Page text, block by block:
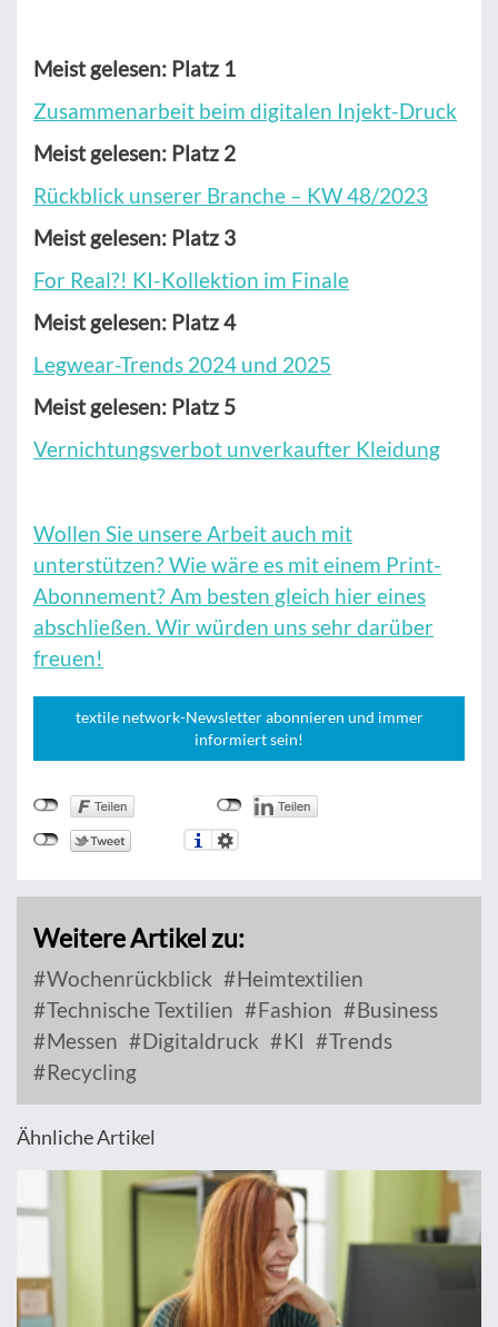
Meist gelesen: Platz 1
Zusammenarbeit beim digitalen Injekt-Druck
Meist gelesen: Platz 2
Rückblick unserer Branche – KW 48/2023
Meist gelesen: Platz 3
For Real?! KI-Kollektion im Finale
Meist gelesen: Platz 4
Legwear-Trends 2024 und 2025
Meist gelesen: Platz 5
Vernichtungsverbot unverkaufter Kleidung
Wollen Sie unsere Arbeit auch mit
unterstützen? Wie wäre es mit einem Print-
Abonnement? Am besten gleich hier eines
abschließen. Wir würden uns sehr darüber
freuen!
textile network-Newsletter abonnieren und immer
informiert sein!
Weitere Artikel zu:
Wochenrückblick
Heimtextilien
Technische Textilien
Fashion
Business
Messen
Digitaldruck KI
Trends
Recycling
Ähnliche Artikel